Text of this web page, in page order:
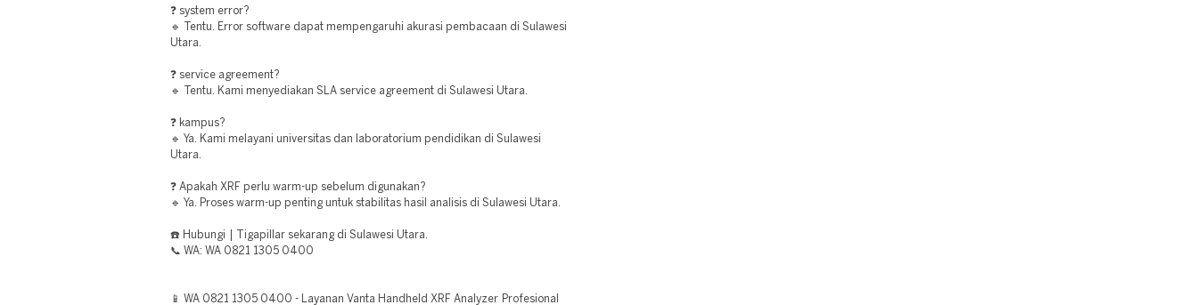
❓ system error?
🔹 Tentu. Error software dapat mempengaruhi akurasi pembacaan di Sulawesi
Utara.
❓ service agreement?
🔹 Tentu. Kami menyediakan SLA service agreement di Sulawesi Utara.
❓ kampus?
🔹 Ya. Kami melayani universitas dan laboratorium pendidikan di Sulawesi
Utara.
❓ Apakah XRF perlu warm-up sebelum digunakan?
🔹 Ya. Proses warm-up penting untuk stabilitas hasil analisis di Sulawesi Utara.
☎️ Hubungi | Tigapillar sekarang di Sulawesi Utara.
📞 WA: WA 0821 1305 0400
📱 WA 0821 1305 0400 - Layanan Vanta Handheld XRF Analyzer Profesional